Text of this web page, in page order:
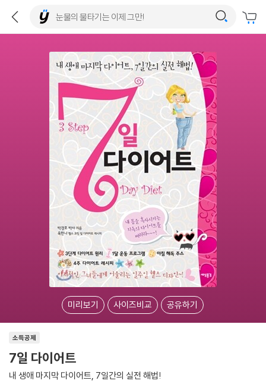
미리보기 사이즈비교 공유하기
소득공제
7일 다이어트
내 생애 마지막 다이어트, 7일간의 실전 해법!